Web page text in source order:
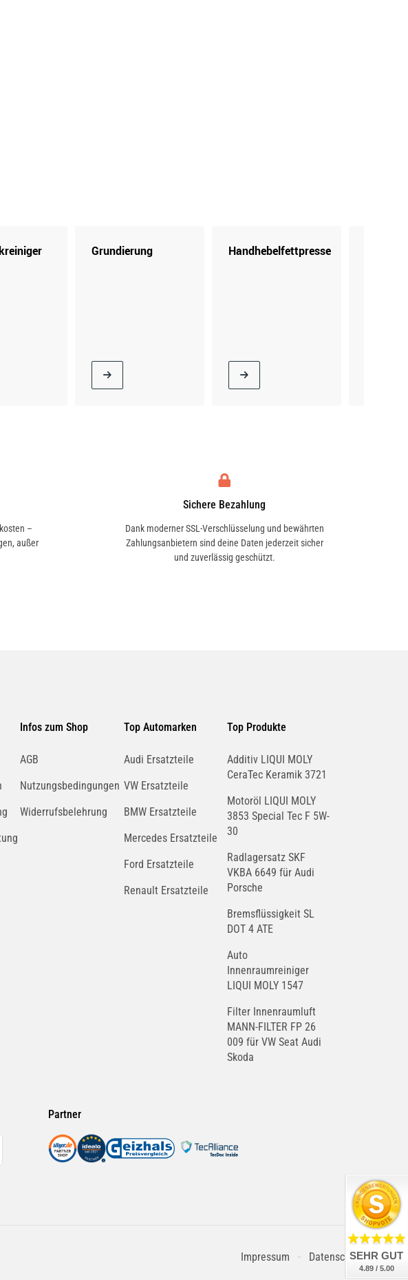
Grundierung Handhebelfettpresse
–
außer
Sichere Bezahlung
Dank moderner SSL-Verschlüsselung und bewährten
Zahlungsanbietern sind deine Daten jederzeit sicher
und zuverlässig geschützt.
Infos zum Shop
AGB
Nutzungsbedingungen
Widerrufsbelehrung
Top Automarken
Audi Ersatzteile
VW Ersatzteile
BMW Ersatzteile
Mercedes Ersatzteile
Ford Ersatzteile
Renault Ersatzteile
Top Produkte
Additiv LIQUI MOLY
CeraTec Keramik 3721
Motoröl LIQUI MOLY
3853 Special Tec F 5W-
30
Radlagersatz SKF
VKBA 6649 für Audi
Porsche
Bremsflüssigkeit SL
DOT 4 ATE
Auto
Innenraumreiniger
LIQUI MOLY 1547
Filter Innenraumluft
MANN-FILTER FP 26
009 für VW Seat Audi
Skoda
Partner
Impressum DatenschutzSEHR GUT
4.89 / 5.00